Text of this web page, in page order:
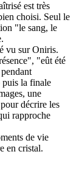
est très
choisi. Seul le
"le sang, le
vu sur Oniris.
"eût été
puis la finale
une
décrire les
rapproche
de vie
en cristal.